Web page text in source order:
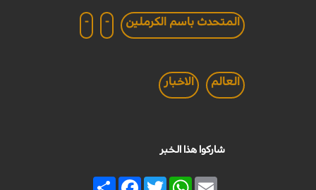
المتحدث باسم الكرملين -
-
العالم الاخبار
شاركوا هذا الخبر
Share
FacebookTwitter
WhatsAppEmail